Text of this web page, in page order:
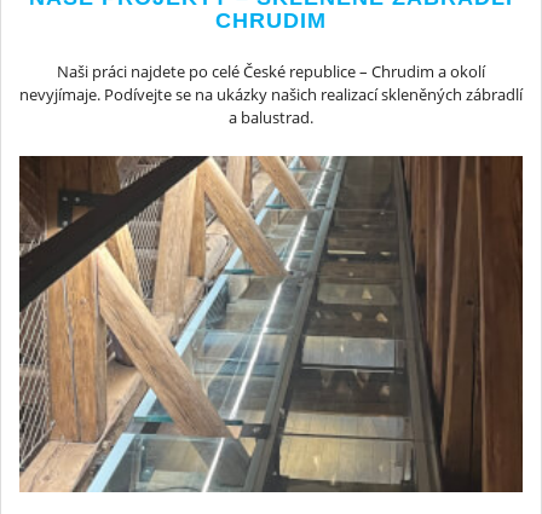
CHRUDIM
Naši práci najdete po celé České republice – Chrudim a okolí
nevyjímaje. Podívejte se na ukázky našich realizací skleněných zábradlí
a balustrad.